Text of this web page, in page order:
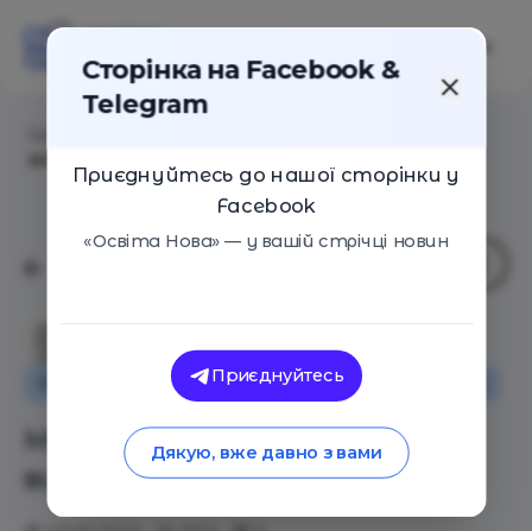
Іноземний досвід Новини
Міжнародні стажування для
викладачів
Сторінка на Facebook &
Telegram
Приєднуйтесь до нашої сторінки у
Facebook
«Освіта Нова» — у вашій стрічці новин
Приєднуйтесь
Дякую, вже давно з вами